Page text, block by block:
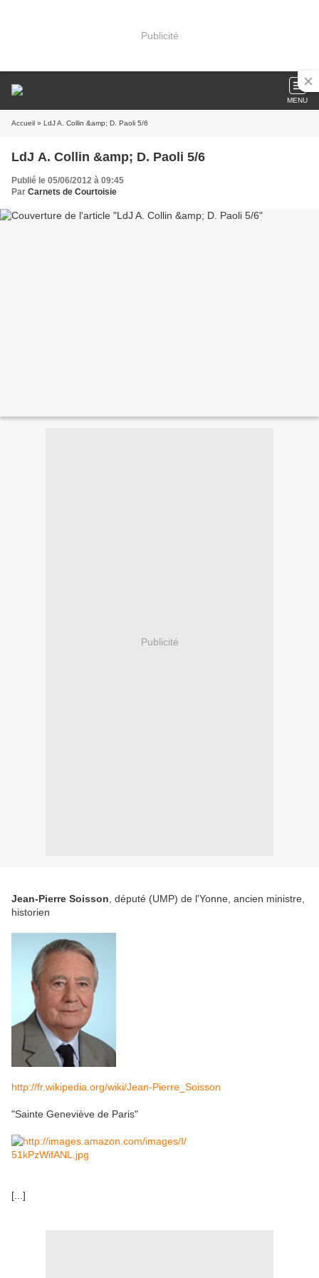
Publicité
MENU
Accueil » LdJ A. Collin &amp; D. Paoli 5/6
LdJ A. Collin &amp; D. Paoli 5/6
Publié le 05/06/2012 à 09:45
Par Carnets de Courtoisie
Publicité
Jean-Pierre Soisson , député (UMP) de l'Yonne, ancien ministre,
historien
http://fr.wikipedia.org/wiki/Jean-Pierre_Soisson
"Sainte Geneviève de Paris"
[...]